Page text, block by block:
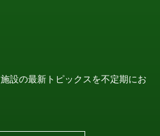
設の最新トピックスを不定期にお